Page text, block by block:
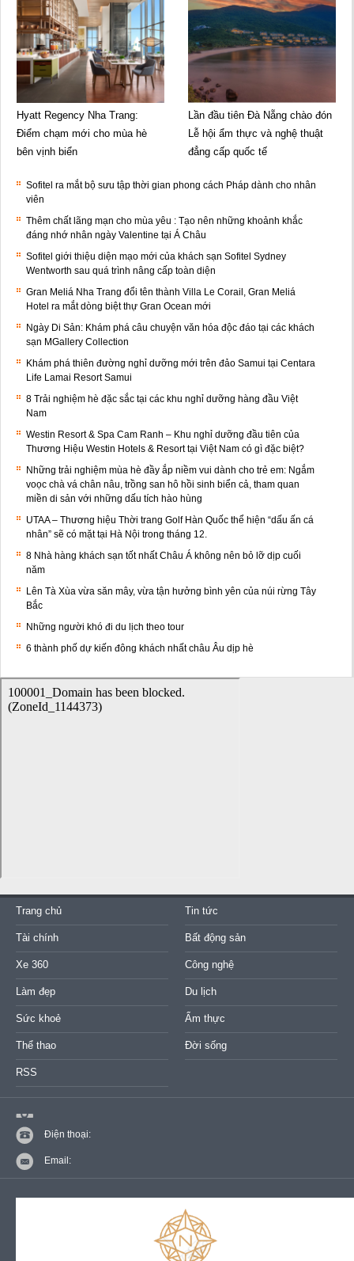
Hyatt Regency Nha Trang:
Điểm chạm mới cho mùa hè
bên vịnh biển
Lần đầu tiên Đà Nẵng chào đón
Lễ hội ẩm thực và nghệ thuật
đẳng cấp quốc tế
Sofitel ra mắt bộ sưu tập thời gian phong cách Pháp dành cho nhân
viên
Thêm chất lãng mạn cho mùa yêu : Tạo nên những khoảnh khắc
đáng nhớ nhân ngày Valentine tại Á Châu
Sofitel giới thiệu diện mạo mới của khách sạn Sofitel Sydney
Wentworth sau quá trình nâng cấp toàn diện
Gran Meliá Nha Trang đổi tên thành Villa Le Corail, Gran Meliá
Hotel ra mắt dòng biệt thự Gran Ocean mới
Ngày Di Sản: Khám phá câu chuyện văn hóa độc đáo tại các khách
sạn MGallery Collection
Khám phá thiên đường nghỉ dưỡng mới trên đảo Samui tại Centara
Life Lamai Resort Samui
8 Trải nghiệm hè đặc sắc tại các khu nghỉ dưỡng hàng đầu Việt
Nam
Westin Resort & Spa Cam Ranh – Khu nghỉ dưỡng đầu tiên của
Thương Hiệu Westin Hotels & Resort tại Việt Nam có gì đặc biệt?
Những trải nghiệm mùa hè đầy ắp niềm vui dành cho trẻ em: Ngắm
voọc chà vá chân nâu, trồng san hô hồi sinh biển cả, tham quan
miền di sản với những dấu tích hào hùng
UTAA – Thương hiệu Thời trang Golf Hàn Quốc thể hiện “dấu ấn cá
nhân” sẽ có mặt tại Hà Nội trong tháng 12.
8 Nhà hàng khách sạn tốt nhất Châu Á không nên bỏ lỡ dịp cuối
năm
Lên Tà Xùa vừa săn mây, vừa tận hưởng bình yên của núi rừng Tây
Bắc
Những người khó đi du lịch theo tour
6 thành phố dự kiến đông khách nhất châu Âu dịp hè
Trang chủ Tin tức
Tài chính Bất động sản
Xe 360 Công nghệ
Làm đẹp Du lịch
Sức khoẻ Ẩm thực
Thể thao Đời sống
RSS
Điện thoại:
Email: